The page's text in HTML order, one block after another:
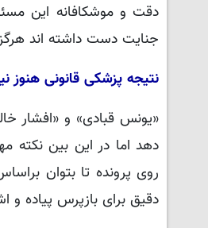
دقت و موشکافانه این
جنایت دست داشته اند
نتیجه پزشکی قانونی هنوز
دهد اما در این بین نکته
روی پرونده تا بتوان
دقیق برای بازپرس پیاده و